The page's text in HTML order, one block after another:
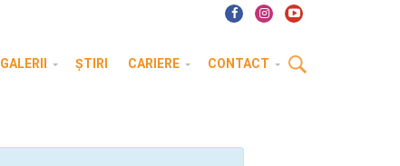
GALERII ȘTIRI CARIERE CONTACT